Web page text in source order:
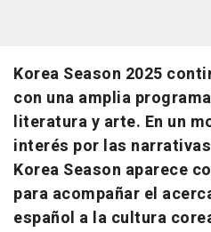
Korea Season 2025
con una amplia
literatura y arte. En un
interés por las
Korea Season aparece
para acompañar el
español a la cultura